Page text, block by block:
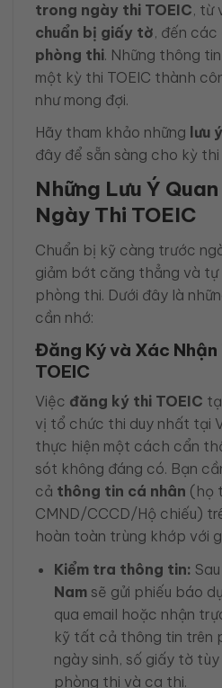
trong ngày thi TOEIC, từ
chuẩn bị giấy tờ, đến các
phòng thi. Những thông
một kỳ thi TOEIC thành
như mong đợi.
Hãy tham khảo những lưu
đây để sẵn sàng cho kỳ thi
Những Lưu Ý
Ngày Thi TOEIC
Chuẩn bị kỹ càng trước
giảm bớt căng thẳng và
phòng thi. Dưới đây là
cần nhớ:
Đăng Ký và Xác
TOEIC
Việc đăng ký thi TOEIC
vị tổ chức thi duy nhất tại
thực hiện một cách cẩn
sót không đáng có. Bạn
cả thông tin cá nhân (họ
CMND/CCCD/Hộ chiếu)
hoàn toàn trùng khớp với
Kiểm tra thông tin:
Namsẽ gửi phiếu báo
qua email hoặc nhận
kỹ tất cả thông tin trên
ngày sinh, số giấy tờ
phòng thi và ca thi.